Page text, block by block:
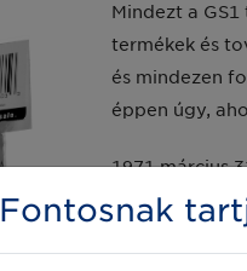
Mindezt a
termékek és
és mindezen
éppen úgy,
1971 március
volt, amelyen
Fontosnak